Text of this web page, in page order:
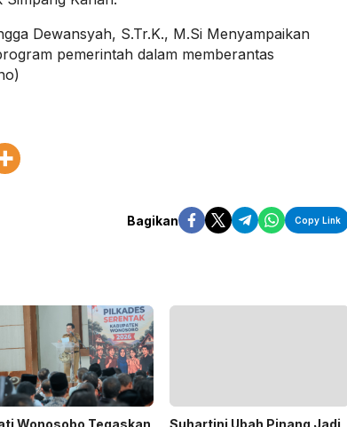
Dewansyah, S.Tr.K., M.Si Menyampaikan
pemerintah dalam memberantas
Bagikan Copy Link